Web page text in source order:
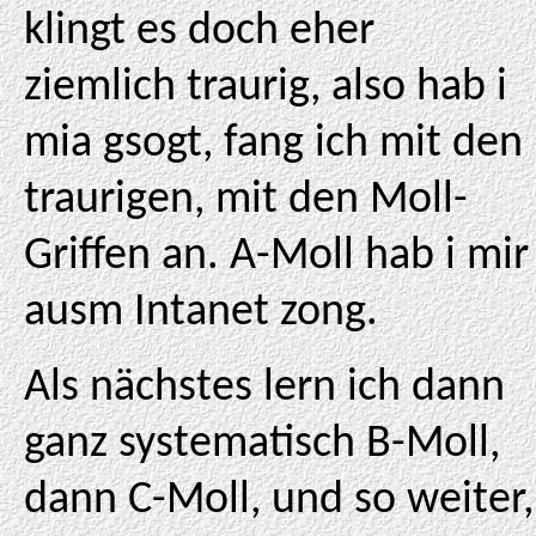
klingt es doch eher
ziemlich traurig, also hab i
mia gsogt, fang ich mit den
traurigen, mit den Moll-
Griffen an. A-Moll hab i mir
ausm Intanet zong.
Als nächstes lern ich dann
ganz systematisch B-Moll,
dann C-Moll, und so weiter,